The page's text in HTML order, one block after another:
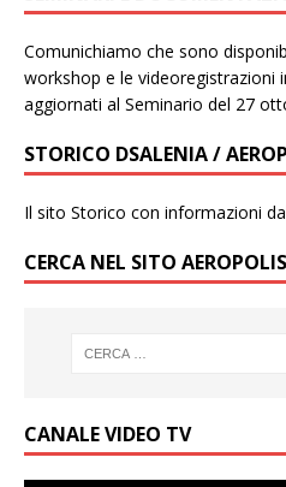
Comunichiamo che sono
workshop e le videoregistrazioni
aggiornati al Seminario del 27
STORICO DSALENIA /
Il sito Storico con informazioni
CERCA NEL SITO AEROPOLIS
CANALE VIDEO TV